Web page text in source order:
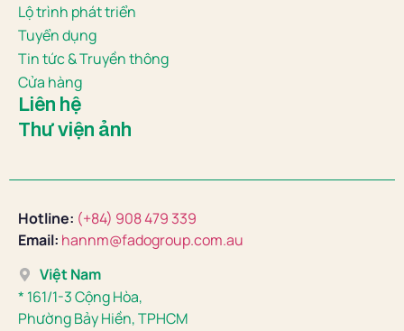
Lộ trình phát triển
Tuyển dụng
Tin tức & Truyền thông
Cửa hàng
Liên hệ
Thư viện ảnh
Hotline: (+84) 908 479 339
Email: hannm@fadogroup.com.au
Việt Nam
* 161/1-3 Cộng Hòa,
Phường Bảy Hiền, TPHCM